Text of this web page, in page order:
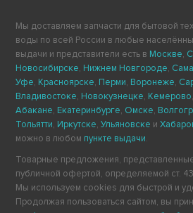
Мы доставляем запчасти для бытовой
воды по всей России в любые
выдачи и представители есть в Москве,
Новосибирске, Нижнем Новгороде,
Уфе, Красноярске, Перми, Воронеже,
Владивостоке, Новокузнецке, Кемерово,
Абакане, Екатеринбурге, Омске,
Тольятти, Иркутске,Ульяновске и
можно в любом пункте выдачи.
Товарные предложения,
публичной офертой, определяемой ст.
Мы используем cookies для быстрой и
Продолжая пользоваться сайтом, вы